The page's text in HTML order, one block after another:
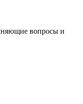
вопросы и